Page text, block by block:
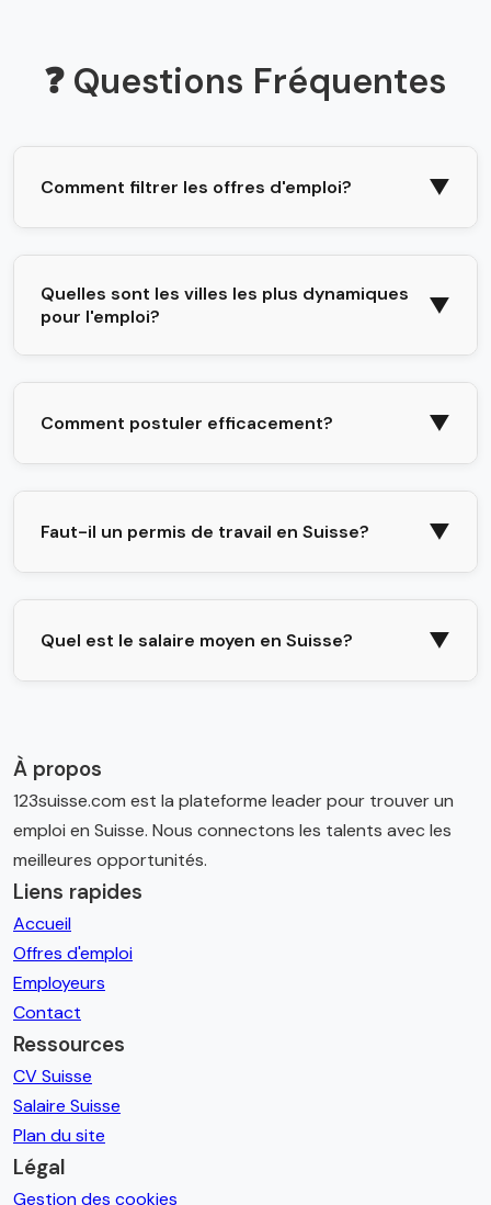
❓ Questions Fréquentes
Comment filtrer les offres d'emploi? ▼
Quelles sont les villes les plus dynamiques
pour l'emploi?
▼
Comment postuler efficacement? ▼
Faut-il un permis de travail en Suisse? ▼
Quel est le salaire moyen en Suisse? ▼
À propos
123suisse.com est la plateforme leader pour trouver un
emploi en Suisse. Nous connectons les talents avec les
meilleures opportunités.
Liens rapides
Accueil
Offres d'emploi
Employeurs
Contact
Ressources
CV Suisse
Salaire Suisse
Plan du site
Légal
Gestion des cookies